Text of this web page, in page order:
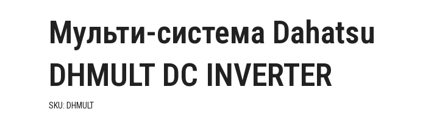
Мульти-система Dahatsu
DHMULT DC INVERTER
SKU: DHMULT